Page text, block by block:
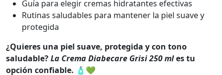
Guía para elegir cremas hidratantes efectivas
Rutinas saludables para mantener la piel suave y
protegida
¿Quieres una piel suave, protegida y con tono
saludable?La Crema Diabecare Grisi 250 mles tu
opción confiable. 🧴💚